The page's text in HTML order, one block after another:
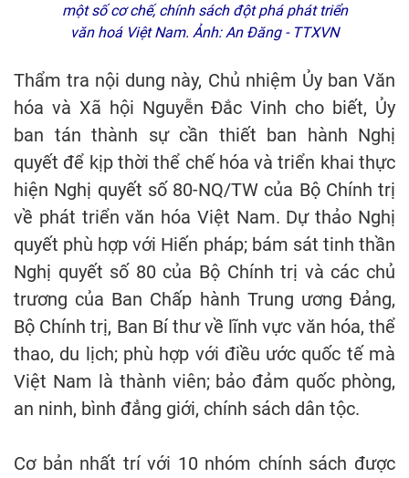
một số cơ chế, chính sách đột phá phát triển
văn hoá Việt Nam. Ảnh: An Đăng - TTXVN
Thẩm tra nội dung này, Chủ nhiệm Ủy ban Văn
hóa và Xã hội Nguyễn Đắc Vinh cho biết, Ủy
ban tán thành sự cần thiết ban hành Nghị
quyết để kịp thời thể chế hóa và triển khai thực
hiện Nghị quyết số 80-NQ/TW của Bộ Chính trị
về phát triển văn hóa Việt Nam. Dự thảo Nghị
quyết phù hợp với Hiến pháp; bám sát tinh thần
Nghị quyết số 80 của Bộ Chính trị và các chủ
trương của Ban Chấp hành Trung ương Đảng,
Bộ Chính trị, Ban Bí thư về lĩnh vực văn hóa, thể
thao, du lịch; phù hợp với điều ước quốc tế mà
Việt Nam là thành viên; bảo đảm quốc phòng,
an ninh, bình đẳng giới, chính sách dân tộc.
Cơ bản nhất trí với 10 nhóm chính sách được